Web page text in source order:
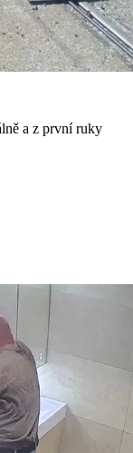
a z první ruky